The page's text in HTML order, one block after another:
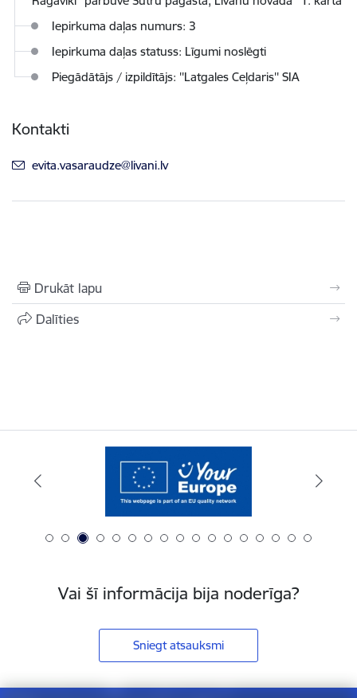
Iepirkuma daļas numurs: 3
Iepirkuma daļas statuss: Līgumi noslēgti
Piegādātājs / izpildītājs: ''Latgales Ceļdaris'' SIA
Kontakti
E-pasts:
evita.vasaraudze@livani.lv
Drukāt lapu
Dalīties
Vai šī informācija bija noderīga?
Sniegt atsauksmi